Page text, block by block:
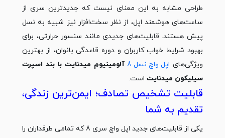
طراحی مشابه به این معنای نیست که جدیدترین سری از
ساعت‌های هوشمند اپل، از نظر سخت‌افزار نیز شبیه به نسل
پیش هستند. قابلیت‌های جدیدی مانند سنسور حرارتی، برای
بهبود شرایط خواب کاربران و دوره قاعدگی بانوان، از بهترین
ویژگی‌های اپل واچ نسل 8
آلومینیوم میدنایت با بند اسپرت
سیلیکون میدنایت است.
قابلیت تشخیص تصادف؛ ایمن‌ترین زندگی،
تقدیم به شما
یکی از قابلیت‌های جدید اپل واچ سری 8 که تمامی طرفداران را